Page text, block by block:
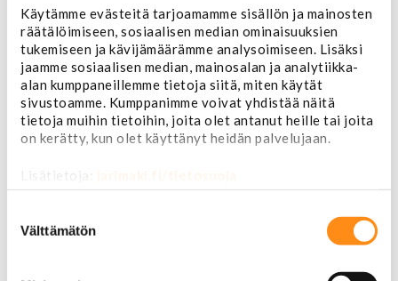
Käytämme evästeitä tarjoamamme sisällön ja mainosten
räätälöimiseen, sosiaalisen median ominaisuuksien
tukemiseen ja kävijämäärämme analysoimiseen. Lisäksi
jaamme sosiaalisen median, mainosalan ja analytiikka-
alan kumppaneillemme tietoja siitä, miten käytät
sivustoamme. Kumppanimme voivat yhdistää näitä
tietoja muihin tietoihin, joita olet antanut heille tai joita
on kerätty, kun olet käyttänyt heidän palvelujaan.
Lisätietoja: jarimaki.fi/tietosuoja
valinta
Välttämätön
Polttoaine- ja ilmanottolaitteet
Suodattimet
Öljynsuodattimet
AC Delco
Motocraft
Harvinaiset
Muut öljynsuodattimet
Vaihteistosuodattimet
Polttoainesuodattimet